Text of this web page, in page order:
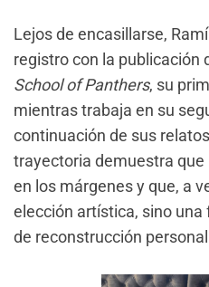
Lejos de encasillarse,
registro con la publicación
School of Panthers, su
mientras trabaja en su
continuación de sus
trayectoria demuestra
en los márgenes y que, a
elección artística, sino
de reconstrucción